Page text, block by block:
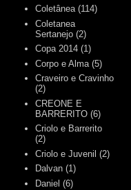
Coletânea (114)
Coletanea
Sertanejo (2)
Copa 2014 (1)
Corpo e Alma (5)
Craveiro e Cravinho
(2)
CREONE E
BARRERITO (6)
Criolo e Barrerito
(2)
Criolo e Juvenil (2)
Dalvan (1)
Daniel (6)